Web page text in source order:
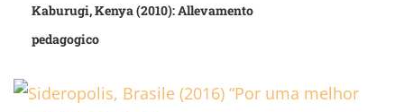
Kaburugi, Kenya (2010): Allevamento
pedagogico